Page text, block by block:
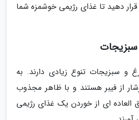
قرار دهید تا غذای رژیمی خوشمزه شما
و سبزیجات تنوع زیادی دارند. به
از فیبر هستند و با ظاهر مجذوب
العاده ای از خوردن یک غذای رژیمی